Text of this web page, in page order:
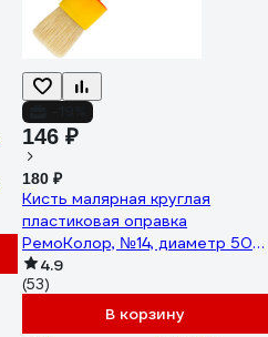
146 ₽
180 ₽
Кисть малярная круглая
пластиковая оправка
РемоКолор, №14, диаметр 50
мм, /шт./ 01-0-114
4.9
(53)
В корзину